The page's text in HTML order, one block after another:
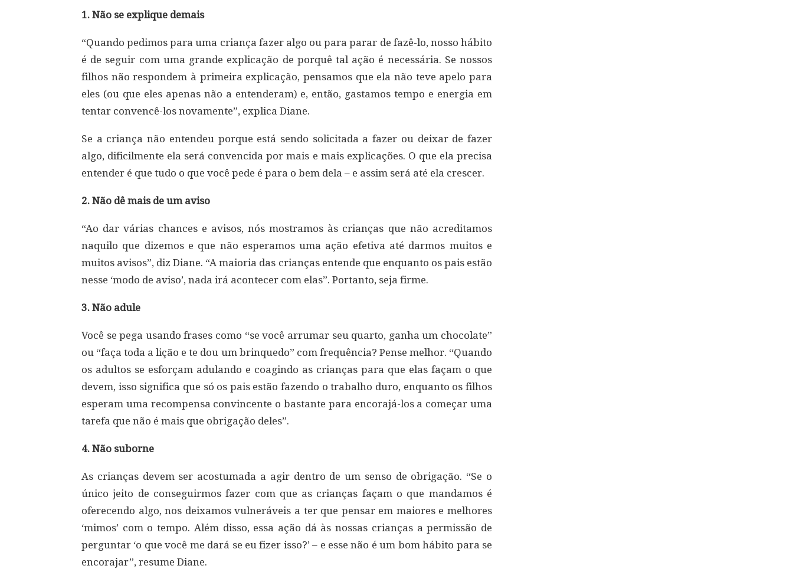
1. Não se explique demais
“Quando pedimos para uma criança fazer algo ou para parar de fazê-lo, nosso hábito
é de seguir com uma grande explicação de porquê tal ação é necessária. Se nossos
filhos não respondem à primeira explicação, pensamos que ela não teve apelo para
eles (ou que eles apenas não a entenderam) e, então, gastamos tempo e energia em
tentar convencê-los novamente”, explica Diane.
Se a criança não entendeu porque está sendo solicitada a fazer ou deixar de fazer
algo, dificilmente ela será convencida por mais e mais explicações. O que ela precisa
entender é que tudo o que você pede é para o bem dela – e assim será até ela crescer.
2. Não dê mais de um aviso
“Ao dar várias chances e avisos, nós mostramos às crianças que não acreditamos
naquilo que dizemos e que não esperamos uma ação efetiva até darmos muitos e
muitos avisos”, diz Diane. “A maioria das crianças entende que enquanto os pais estão
nesse ‘modo de aviso’, nada irá acontecer com elas”. Portanto, seja firme.
3. Não adule
Você se pega usando frases como “se você arrumar seu quarto, ganha um chocolate”
ou “faça toda a lição e te dou um brinquedo” com frequência? Pense melhor. “Quando
os adultos se esforçam adulando e coagindo as crianças para que elas façam o que
devem, isso significa que só os pais estão fazendo o trabalho duro, enquanto os filhos
esperam uma recompensa convincente o bastante para encorajá-los a começar uma
tarefa que não é mais que obrigação deles”.
4. Não suborne
As crianças devem ser acostumada a agir dentro de um senso de obrigação. “Se o
único jeito de conseguirmos fazer com que as crianças façam o que mandamos é
oferecendo algo, nos deixamos vulneráveis a ter que pensar em maiores e melhores
‘mimos’ com o tempo. Além disso, essa ação dá às nossas crianças a permissão de
perguntar ‘o que você me dará se eu fizer isso?’ – e esse não é um bom hábito para se
encorajar”, resume Diane.